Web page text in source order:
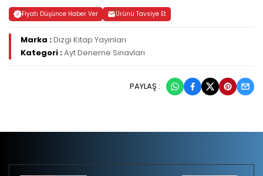
Fiyatı Düşünce Haber Ver Ürünü Tavsiye Et
Marka :Dizgi Kitap Yayınları
Kategori :Ayt Deneme Sınavları
PAYLAŞ :